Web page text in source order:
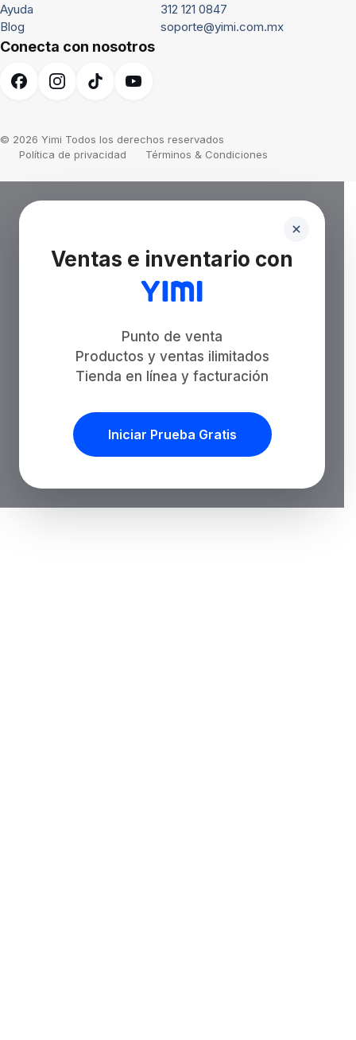
Ayuda
Blog
312 121 0847
soporte@yimi.com.mx
Conecta con nosotros
© 2026 Yimi Todos los derechos reservados
Política de privacidad
Términos & Condiciones
Ventas e inventario con
Punto de venta
Productos y ventas ilimitados
Tienda en línea y facturación
Iniciar Prueba Gratis